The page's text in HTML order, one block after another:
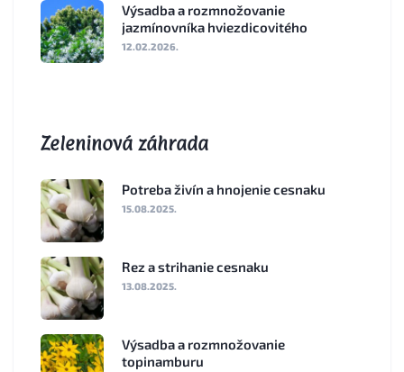
Výsadba a rozmnožovanie
jazmínovníka hviezdicovitého
12.02.2026.
Zeleninová záhrada
Potreba živín a hnojenie cesnaku
15.08.2025.
Rez a strihanie cesnaku
13.08.2025.
Výsadba a rozmnožovanie
topinamburu